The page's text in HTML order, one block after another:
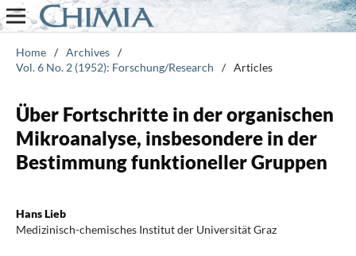
Home / Archives /
Vol. 6 No. 2 (1952): Forschung/Research
/ Articles
Über Fortschritte in der organischen
Mikroanalyse, insbesondere in der
Bestimmung funktioneller Gruppen
Hans Lieb
Medizinisch-chemisches Institut der Universität Graz